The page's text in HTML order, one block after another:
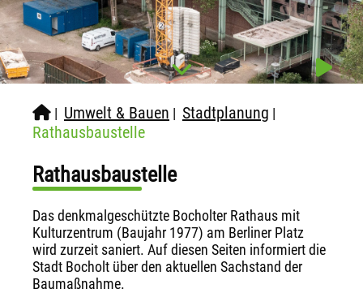
| Umwelt & Bauen | Stadtplanung |
Rathausbaustelle
Rathausbaustelle
Das denkmalgeschützte Bocholter Rathaus mit
Kulturzentrum (Baujahr 1977) am Berliner Platz
wird zurzeit saniert. Auf diesen Seiten informiert die
Stadt Bocholt über den aktuellen Sachstand der
Baumaßnahme.